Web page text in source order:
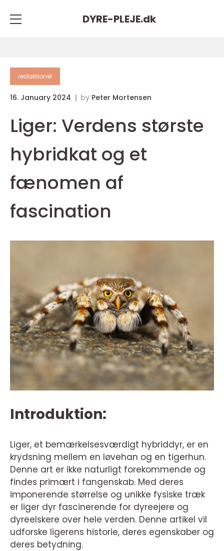
DYRE-PLEJE.dk
redaktionel
16. January 2024 by Peter Mortensen
Liger: Verdens største
hybridkat og et
fænomen af
fascination
Introduktion:
Liger, et bemærkelsesværdigt hybriddyr, er en
krydsning mellem en løvehan og en tigerhun.
Denne art er ikke naturligt forekommende og
findes primært i fangenskab. Med deres
imponerende størrelse og unikke fysiske træk
er liger dyr fascinerende for dyreejere og
dyreelskere over hele verden. Denne artikel vil
udforske ligerens historie, deres egenskaber og
deres betydning.